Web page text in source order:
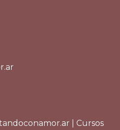
| Cursos